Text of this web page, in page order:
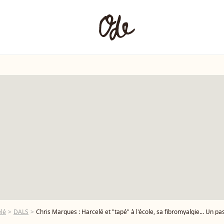
DALS Chris Marques : Harcelé et "tapé" à l'école, sa fibromyalgie... Un